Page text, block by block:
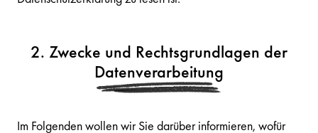
2. Zwecke und Rechtsgrundlagen der
Datenverarbeitung
Im Folgenden wollen wir Sie darüber informieren, wofür